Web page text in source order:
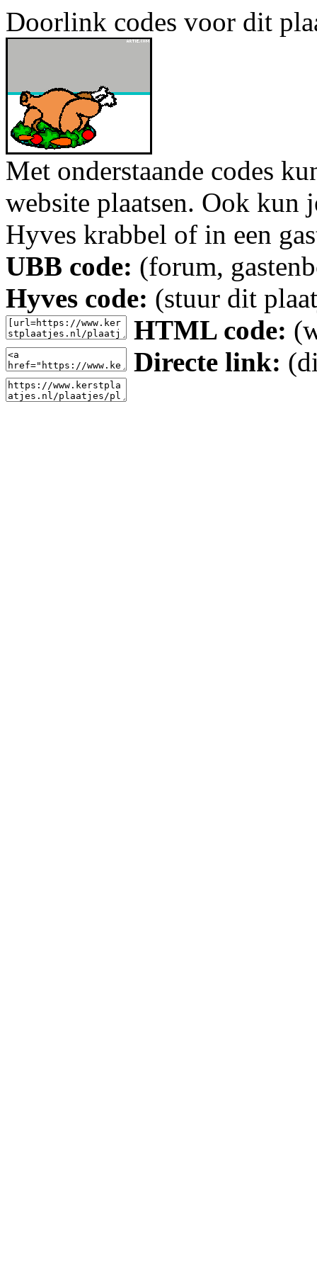
Doorlink codes voor dit
Met onderstaande codes
website plaatsen. Ook kun
Hyves krabbel of in een
UBB code: (forum,
Hyves code: (stuur dit
HTML code:
Directe link: